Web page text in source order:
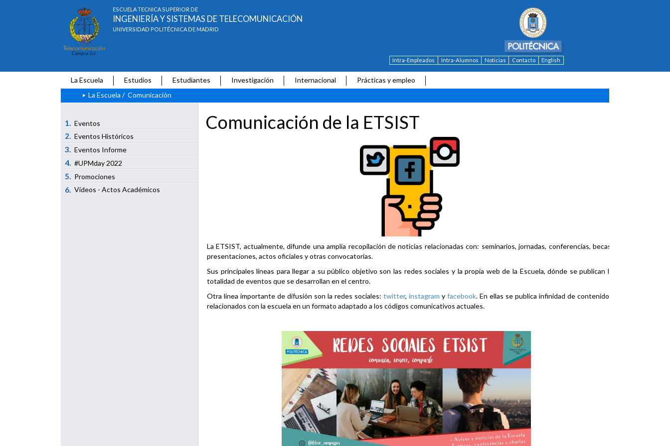
ESCUELA TÉCNICA SUPERIOR DE
INGENIERÍA Y SISTEMAS DE TELECOMUNICACIÓN
UNIVERSIDAD POLITÉCNICA DE MADRID
Intra-Empleados Intra-Alumnos Noticias Contacto English
La Escuela Estudios Estudiantes Investigación Internacional
Prácticas y empleo
La Escuela / Comunicación
1. Eventos
2. Eventos Históricos
3. Eventos Informe
4. #UPMday 2022
5. Promociones
6. Vídeos - Actos Académicos
Comunicación de la ETSIST
La ETSIST, actualmente, difunde una amplia recopilación de noticias relacionadas con: seminarios, jornadas, conferencias, becas,
presentaciones, actos oficiales y otras convocatorias.
Sus principales líneas para llegar a su público objetivo son las redes sociales y la propia web de la Escuela, dónde se publican la
totalidad de eventos que se desarrollan en el centro.
Otra línea importante de difusión son la redes sociales: twitter, instagram y facebook. En ellas se publica infinidad de contenidos
relacionados con la escuela en un formato adaptado a los códigos comunicativos actuales.